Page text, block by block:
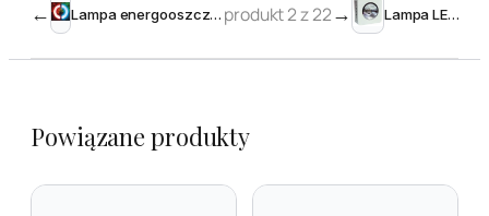
← Lampa energooszczędna LedkoFlora BR 200W produkt 2 z 22 Lampa LED 100W
→
Powiązane produkty